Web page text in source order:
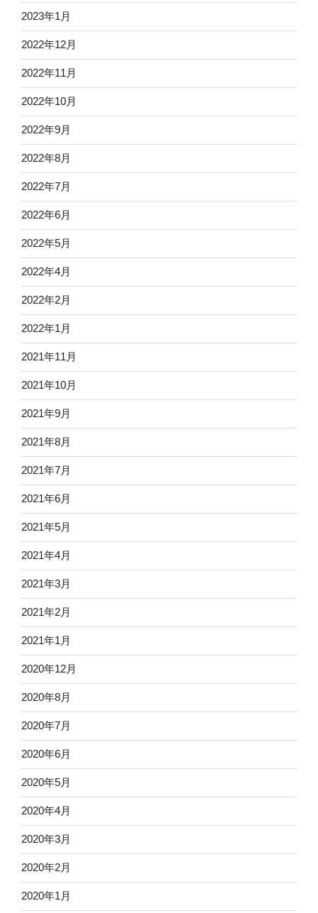
2023年1月
2022年12月
2022年11月
2022年10月
2022年9月
2022年8月
2022年7月
2022年6月
2022年5月
2022年4月
2022年2月
2022年1月
2021年11月
2021年10月
2021年9月
2021年8月
2021年7月
2021年6月
2021年5月
2021年4月
2021年3月
2021年2月
2021年1月
2020年12月
2020年8月
2020年7月
2020年6月
2020年5月
2020年4月
2020年3月
2020年2月
2020年1月